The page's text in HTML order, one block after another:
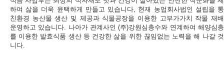
하여 삶을 더욱 윤택하게 만들고 있습니다, 현재 농업회사법인 설립을
친환경 농산물 생산 및 제공과 식물공장을 이용한 고부가가치 작물 재
운영하고 있습니다. 나아가 관계사인 (주)강원심층수와 연계하여 해양심
를 이용한 발효식품 생산 등 건강한 삶을 위한 끊임없는 노력을 해 나갈
니다.